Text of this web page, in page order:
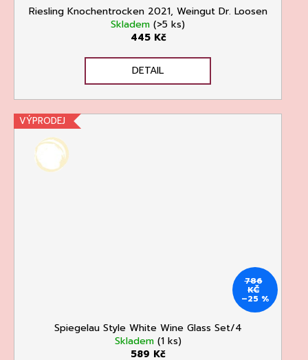
Riesling Knochentrocken 2021, Weingut Dr. Loosen
Skladem (>5 ks)
445 Kč
DETAIL
VÝPRODEJ
786
KČ
–25 %
Spiegelau Style White Wine Glass Set/4
Skladem (1 ks)
589 Kč